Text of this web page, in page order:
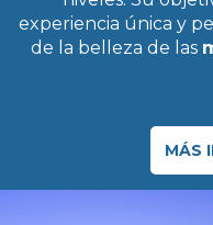
experiencia única y
de la belleza de las
MÁS